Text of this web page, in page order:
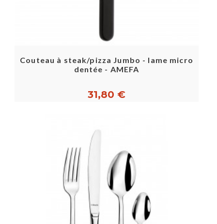
Couteau à steak/pizza Jumbo - lame micro
dentée - AMEFA
31,80 €